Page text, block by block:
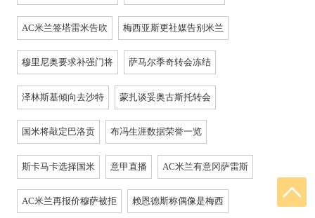
AC米兰签塔雷米告吹 梅西亚斯更社媒告别米兰
穆里尼奥要求补强门将 萨马尔季奇转会冻结
泽林斯基倾向去沙特 蒙扎谈妥奥古斯托转会
国米将敲定巴洛贡 布冯生涯数据荣誉一览
斯卡马卡选择国米 意甲直播 AC米兰有意冈萨雷斯
AC米兰再报价穆萨被拒 赖恩德斯称偶像是梅西